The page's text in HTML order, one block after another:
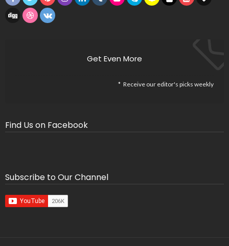
Get Even More
Receive our editor's picks weekly
Find Us on Facebook
Subscribe to Our Channel